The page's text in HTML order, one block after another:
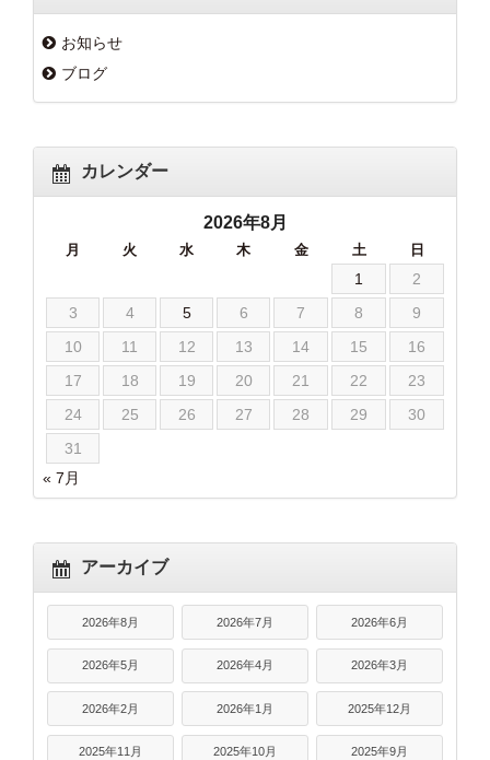
お知らせ
ブログ
カレンダー
2026年8月
月 火 水 木 金 土 日
1
2
3
4 5 6 7 8
9
10
11 12 13 14 15
16
17
18 19 20 21 22
23
24
25 26 27 28 29
30
31
« 7月
アーカイブ
2026年8月 2026年7月 2026年6月
2026年5月 2026年4月 2026年3月
2026年2月 2026年1月 2025年12月
2025年11月 2025年10月 2025年9月